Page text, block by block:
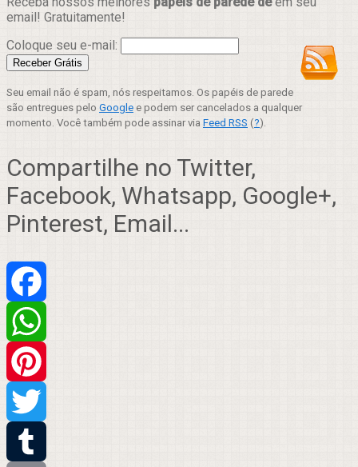
email! Gratuitamente!
Coloque seu e-mail:
Seu email não é spam, nós respeitamos. Os papéis de parede
são entregues pelo Google e podem ser cancelados a qualquer
momento. Você também pode assinar via Feed RSS (?).
Compartilhe no Twitter,
Facebook, Whatsapp, Google+,
Pinterest, Email...
Facebook
WhatsApp
Pinterest
Twitter